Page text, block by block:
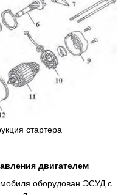
стартера
двигателем
оборудован ЭСУД с